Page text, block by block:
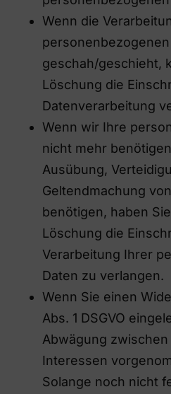
Wenn die
geschah/geschieht,
Löschung die
Datenverarbeitung
Wenn wir Ihre
nicht mehr
Ausübung,
Geltendmachung
benötigen, haben
Löschung die
Verarbeitung Ihrer
Daten zu verlangen.
Wenn Sie einen
Abs. 1 DSGVO
Abwägung
Interessen
Solange noch nicht